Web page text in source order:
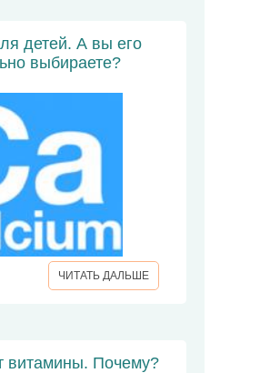
детей. А вы его
выбираете?
ЧИТАТЬ ДАЛЬШЕ
витамины. Почему?